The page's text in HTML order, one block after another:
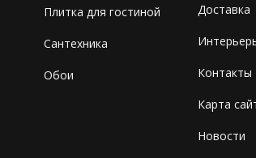
Плитка для гостиной
Сантехника
Обои
Доставка
Контакты
Карта
Новости